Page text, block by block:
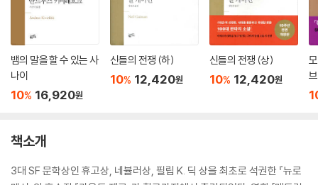
뱀의 말을 할 수 있는 사
나이
10% 16,920원
신들의 전쟁 (하)
10% 12,420원
신들의 전쟁 (상)
10% 12,420원
브
책소개
3대 SF 문학상인 휴고상, 네뷸러상, 필립 K. 딕 상을 최초로 석권한 『뉴로